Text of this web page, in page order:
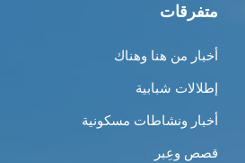
متفرقات
أخبار من هنا وهناك
إطلالات شبابية
أخبار ونشاطات مسكونية
قصص وعِبر